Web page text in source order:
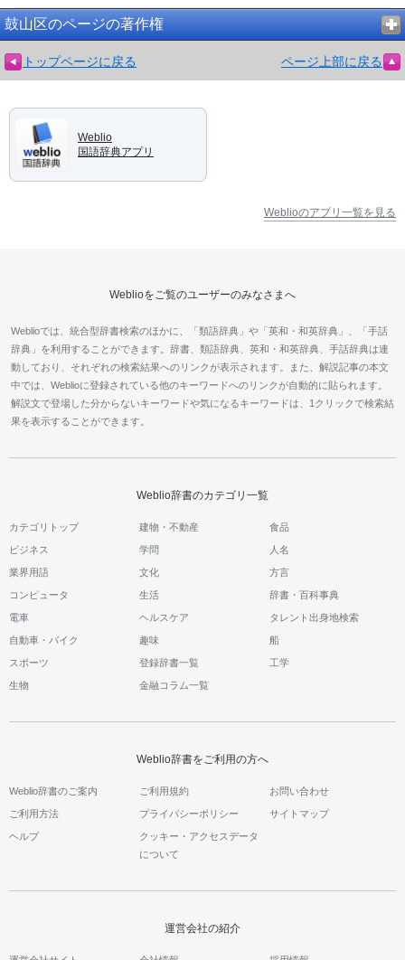
鼓山区のページの著作権
トップページに戻る ページ上部に戻る
Weblio
国語辞典アプリ
Weblioのアプリ一覧を見る
Weblioをご覧のユーザーのみなさまへ
Weblioでは、統合型辞書検索のほかに、「類語辞典」や「英和・和英辞典」、「手話
辞典」を利用することができます。辞書、類語辞典、英和・和英辞典、手話辞典は連
動しており、それぞれの検索結果へのリンクが表示されます。また、解説記事の本文
中では、Weblioに登録されている他のキーワードへのリンクが自動的に貼られます。
解説文で登場した分からないキーワードや気になるキーワードは、1クリックで検索結
果を表示することができます。
Weblio辞書のカテゴリ一覧
カテゴリトップ 建物・不動産 食品
ビジネス 学問 人名
業界用語 文化 方言
コンピュータ 生活 辞書・百科事典
電車 ヘルスケア タレント出身地検索
自動車・バイク 趣味 船
スポーツ 登録辞書一覧 工学
生物 金融コラム一覧
Weblio辞書をご利用の方へ
Weblio辞書のご案内 ご利用規約 お問い合わせ
ご利用方法 プライバシーポリシー サイトマップ
ヘルプ
クッキー・アクセスデータ
について
運営会社の紹介